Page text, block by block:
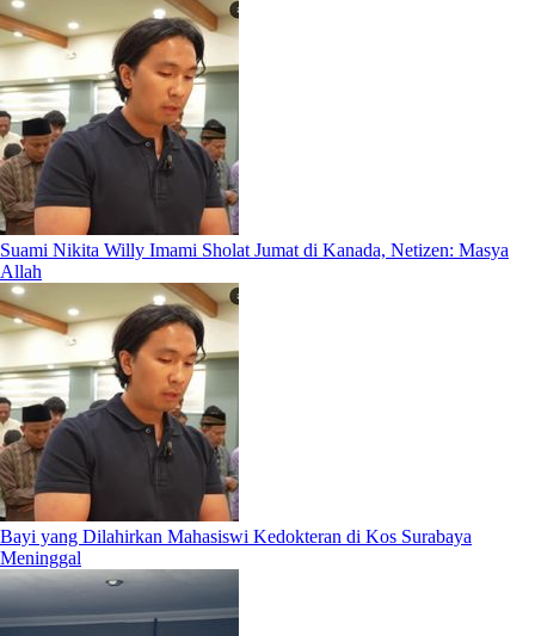
Suami Nikita Willy Imami Sholat Jumat di Kanada, Netizen: Masya
Allah
Bayi yang Dilahirkan Mahasiswi Kedokteran di Kos Surabaya
Meninggal